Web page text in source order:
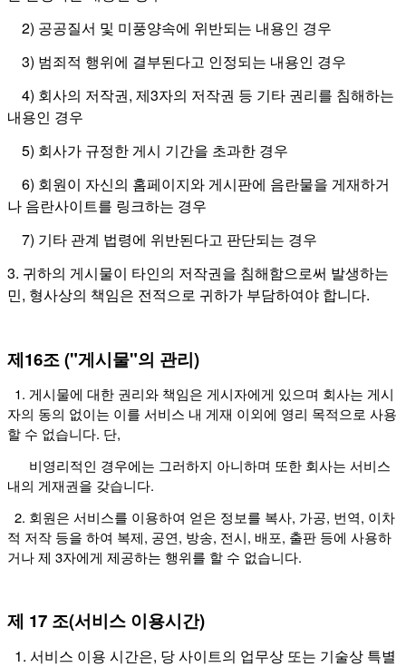
2) 공공질서 및 미풍양속에 위반되는 내용인 경우
3) 범죄적 행위에 결부된다고 인정되는 내용인 경우
4) 회사의 저작권, 제3자의 저작권 등 기타 권리를 침해하는
내용인 경우
5) 회사가 규정한 게시 기간을 초과한 경우
6) 회원이 자신의 홈페이지와 게시판에 음란물을 게재하거
나 음란사이트를 링크하는 경우
7) 기타 관계 법령에 위반된다고 판단되는 경우
3. 귀하의 게시물이 타인의 저작권을 침해함으로써 발생하는
민, 형사상의 책임은 전적으로 귀하가 부담하여야 합니다.
제16조 ("게시물"의 관리)
1. 게시물에 대한 권리와 책임은 게시자에게 있으며 회사는 게시
자의 동의 없이는 이를 서비스 내 게재 이외에 영리 목적으로 사용
할 수 없습니다. 단,
비영리적인 경우에는 그러하지 아니하며 또한 회사는 서비스
내의 게재권을 갖습니다.
2. 회원은 서비스를 이용하여 얻은 정보를 복사, 가공, 번역, 이차
적 저작 등을 하여 복제, 공연, 방송, 전시, 배포, 출판 등에 사용하
거나 제 3자에게 제공하는 행위를 할 수 없습니다.
제 17 조(서비스 이용시간)
1. 서비스 이용 시간은, 당 사이트의 업무상 또는 기술상 특별